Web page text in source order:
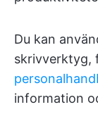
Du kan
skrivverktyg,
information